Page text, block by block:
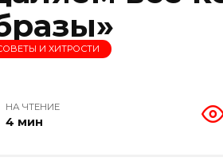
И ХИТРОСТИ
НА ЧТЕНИЕ
4 мин